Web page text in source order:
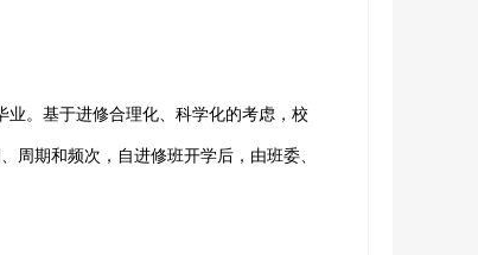
业。基于进修合理化、科学化的考虑，校
周期和频次，自进修班开学后，由班委、